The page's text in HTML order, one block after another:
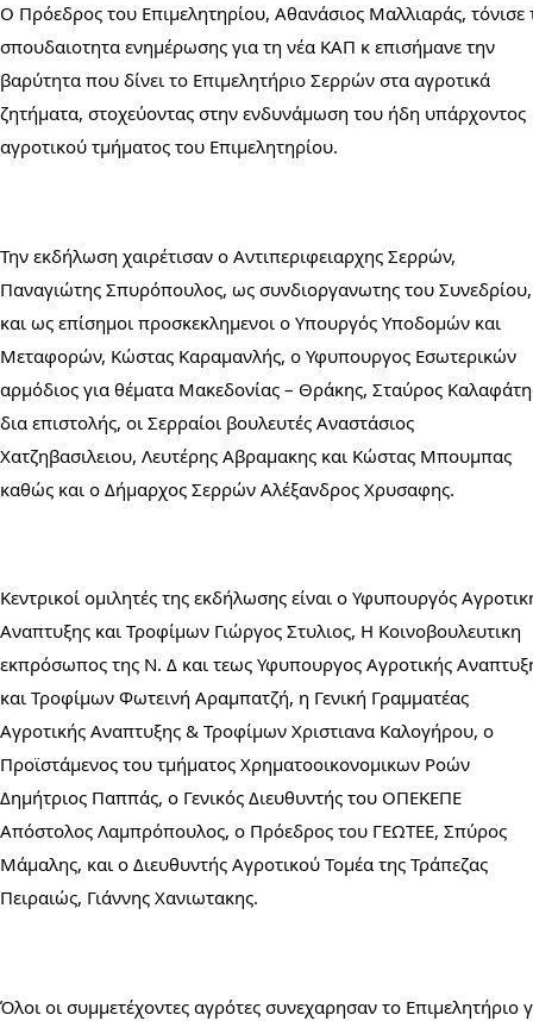
Ο Πρόεδρος του Επιμελητηρίου, Αθανάσιος Μαλλιαράς, τόνισε
σπουδαιοτητα ενημέρωσης για τη νέα ΚΑΠ κ επισήμανε την
βαρύτητα που δίνει το Επιμελητήριο Σερρών στα αγροτικά
ζητήματα, στοχεύοντας στην ενδυνάμωση του ήδη υπάρχοντος
αγροτικού τμήματος του Επιμελητηρίου.
Την εκδήλωση χαιρέτισαν ο Αντιπεριφειαρχης Σερρών,
Παναγιώτης Σπυρόπουλος, ως συνδιοργανωτης του Συνεδρίου,
και ως επίσημοι προσκεκλημενοι ο Υπουργός Υποδομών και
Μεταφορών, Κώστας Καραμανλής, ο Υφυπουργος Εσωτερικών
αρμόδιος για θέματα Μακεδονίας – Θράκης, Σταύρος
δια επιστολής, οι Σερραίοι βουλευτές Αναστάσιος
Χατζηβασιλειου, Λευτέρης Αβραμακης και Κώστας Μπουμπας
καθώς και ο Δήμαρχος Σερρών Αλέξανδρος Χρυσαφης.
Κεντρικοί ομιλητές της εκδήλωσης είναι ο Υφυπουργός
Αναπτυξης και Τροφίμων Γιώργος Στυλιος, Η Κοινοβουλευτικη
εκπρόσωπος της Ν. Δ και τεως Υφυπουργος Αγροτικής
και Τροφίμων Φωτεινή Αραμπατζή, η Γενική Γραμματέας
Αγροτικής Αναπτυξης & Τροφίμων Χριστιανα Καλογήρου, ο
Προϊστάμενος του τμήματος Χρηματοοικονομικων Ροών
Δημήτριος Παππάς, ο Γενικός Διευθυντής του ΟΠΕΚΕΠΕ
Απόστολος Λαμπρόπουλος, ο Πρόεδρος του ΓΕΩΤΕΕ, Σπύρος
Μάμαλης, και ο Διευθυντής Αγροτικού Τομέα της Τράπεζας
Πειραιώς, Γιάννης Χανιωτακης.
Όλοι οι συμμετέχοντες αγρότες συνεχαρησαν το Επιμελητήριο